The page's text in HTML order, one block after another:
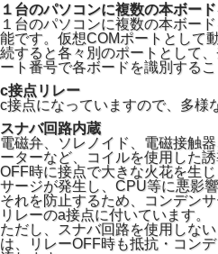
１台のパソコンに複数の本ボー
１台のパソコンに複数の本ボー
能です。仮想COMポートとして
続すると各々別のポートとして
ート番号で各ボードを識別するこ
c接点リレー
c接点になっていますので、多様
スナバ回路内蔵
電磁弁、ソレノイド、電磁接触
ーターなど、コイルを使用した
OFF時に接点で大きな火花を生
サージが発生し、CPU等に悪影
それを防止するため、コンデン
リレーのa接点に付いています。
ただし、スナバ回路を使用しな
は、リレーOFF時も抵抗・コン